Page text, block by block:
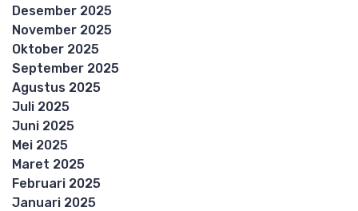
Desember 2025
November 2025
Oktober 2025
September 2025
Agustus 2025
Juli 2025
Juni 2025
Mei 2025
Maret 2025
Februari 2025
Januari 2025